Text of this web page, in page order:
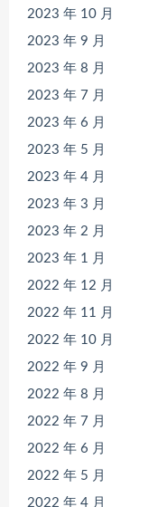
2023 年 10 月
2023 年 9 月
2023 年 8 月
2023 年 7 月
2023 年 6 月
2023 年 5 月
2023 年 4 月
2023 年 3 月
2023 年 2 月
2023 年 1 月
2022 年 12 月
2022 年 11 月
2022 年 10 月
2022 年 9 月
2022 年 8 月
2022 年 7 月
2022 年 6 月
2022 年 5 月
2022 年 4 月